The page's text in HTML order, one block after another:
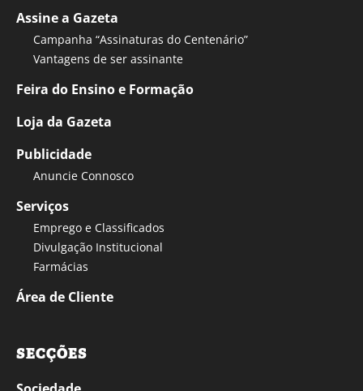
Assine a Gazeta
Campanha “Assinaturas do Centenário”
Vantagens de ser assinante
Feira do Ensino e Formação
Loja da Gazeta
Publicidade
Anuncie Connosco
Serviços
Emprego e Classificados
Divulgação Institucional
Farmácias
Área de Cliente
SECÇÕES